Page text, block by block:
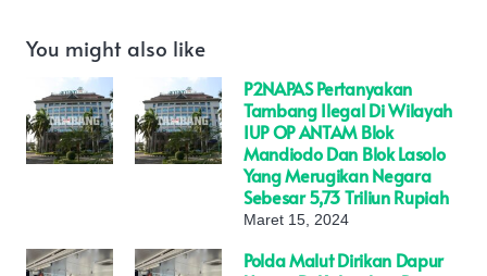
You might also like
P2NAPAS Pertanyakan
Tambang Ilegal Di Wilayah
IUP OP ANTAM Blok
Mandiodo Dan Blok Lasolo
Yang Merugikan Negara
Sebesar 5,73 Triliun Rupiah
Maret 15, 2024
Polda Malut Dirikan Dapur